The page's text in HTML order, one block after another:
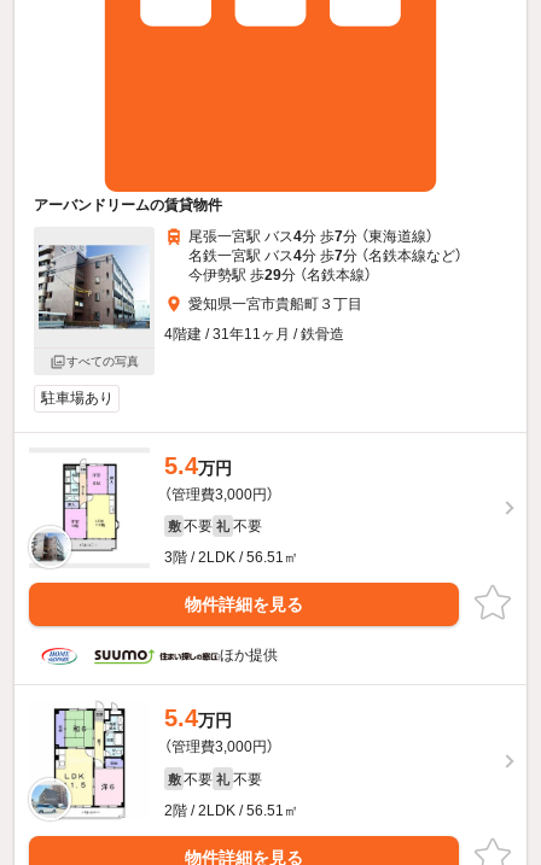
アーバンドリームの賃貸物件
すべての写真
尾張一宮駅 バス4分 歩7分 （東海道線）
名鉄一宮駅 バス4分 歩7分 （名鉄本線など）
今伊勢駅 歩29分 （名鉄本線）
愛知県一宮市貴船町３丁目
4階建 / 31年11ヶ月 / 鉄骨造
駐車場あり
5.4万円
（管理費3,000円）
敷 不要 礼 不要
3階 / 2LDK / 56.51㎡
物件詳細を見る
ほか提供
5.4万円
（管理費3,000円）
敷 不要 礼 不要
2階 / 2LDK / 56.51㎡
物件詳細を見る